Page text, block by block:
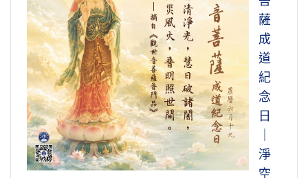
薩
成
道
紀
念
日
淨
空